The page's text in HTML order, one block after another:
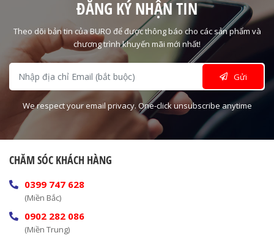
ĐĂNG KÝ NHẬN TIN
Theo dõi bản tin của BURO để được thông báo cho các sản phẩm và
chương trình khuyến mãi mới nhất!
Gửi
We respect your email privacy. One-click unsubscribe anytime
CHĂM SÓC KHÁCH HÀNG
0399 747 628
(Miền Bắc)
0902 282 086
(Miền Trung)